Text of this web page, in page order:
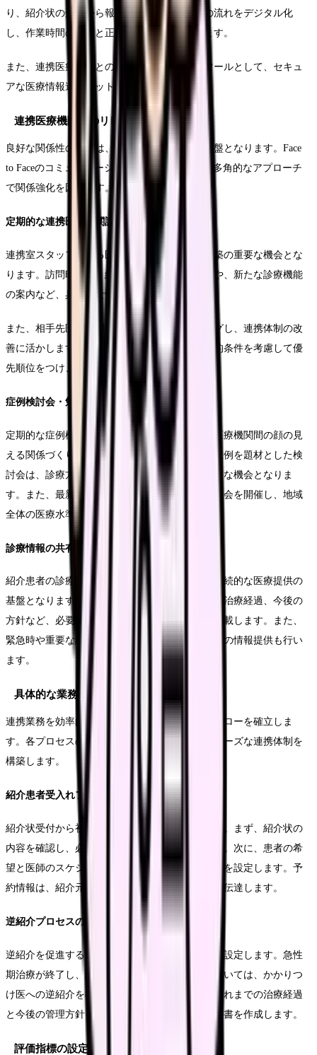
り、紹介状の受付から報告書作成までの一連の流れをデジタル化
し、作業時間の短縮と正確性の向上を実現します。
また、連携医療機関とのコミュニケーションツールとして、セキュ
アな医療情報連携ネットワークを構築します。
連携医療機関とのリレーション強化
良好な関係性の構築は、持続的な地域連携の基盤となります。Face
to Faceのコミュニケーションを重視しながら、多角的なアプローチ
で関係強化を図ります。
定期的な連携医療機関訪問
連携室スタッフによる医療機関訪問は、関係構築の重要な機会とな
ります。訪問時には、紹介患者の診療状況報告や、新たな診療機能
の案内など、具体的な情報提供を行います。
また、相手先医療機関の要望や課題をヒアリングし、連携体制の改
善に活かします。訪問計画は、紹介件数や地理的条件を考慮して優
先順位をつけ、効率的に実施します。
症例検討会・勉強会の開催
定期的な症例検討会や勉強会の開催を通じて、医療機関間の顔の見
える関係づくりを促進します。特に紹介患者の症例を題材とした検
討会は、診療方針の共有や相互理解を深める貴重な機会となりま
す。また、最新の医療技術や治療法に関する勉強会を開催し、地域
全体の医療水準向上に貢献します。
診療情報の共有体制
紹介患者の診療情報を適切に共有することは、継続的な医療提供の
基盤となります。診療結果報告書は、検査結果や治療経過、今後の
方針など、必要な情報を簡潔かつ分かりやすく記載します。また、
緊急時や重要な経過変更時には、電話による直接の情報提供も行い
ます。
具体的な業務フローの確立
連携業務を効率的に運営するため、明確な業務フローを確立しま
す。各プロセスの担当者と手順を明確化し、スムーズな連携体制を
構築します。
紹介患者受入れフロー
紹介状受付から初診日までの流れを標準化します。まず、紹介状の
内容を確認し、必要な検査や診療科を判断します。次に、患者の希
望と医師のスケジュールを調整し、適切な初診日を設定します。予
約情報は、紹介元医療機関と患者の双方に確実に伝達します。
逆紹介プロセスの確立
逆紹介を促進するため、明確な基準とプロセスを設定します。急性
期治療が終了し、維持期に移行する患者さんについては、かかりつ
け医への逆紹介を検討します。逆紹介時には、これまでの治療経過
と今後の管理方針を詳細に記載した診療情報提供書を作成します。
評価指標の設定とモニタリング